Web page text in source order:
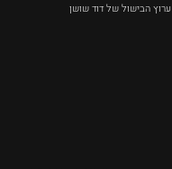
ערוץ הבישול של דוד שושן